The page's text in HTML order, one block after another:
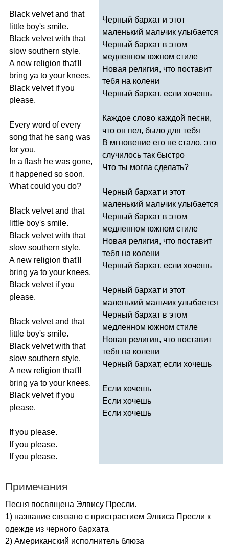
Black velvet and that
little boy's smile.
Black velvet with that
slow southern style.
A new religion that'll
bring ya to your knees.
Black velvet if you
please.
Every word of every
song that he sang was
for you.
In a flash he was gone,
it happened so soon.
What could you do?
Black velvet and that
little boy's smile.
Black velvet with that
slow southern style.
A new religion that'll
bring ya to your knees.
Black velvet if you
please.
Black velvet and that
little boy's smile.
Black velvet with that
slow southern style.
A new religion that'll
bring ya to your knees.
Black velvet if you
please.
If you please.
If you please.
If you please.
Черный бархат и этот
маленький мальчик улыбается
Черный бархат в этом
медленном южном стиле
Новая религия, что поставит
тебя на колени
Черный бархат, если хочешь
Каждое слово каждой песни,
что он пел, было для тебя
В мгновение его не стало, это
случилось так быстро
Что ты могла сделать?
Черный бархат и этот
маленький мальчик улыбается
Черный бархат в этом
медленном южном стиле
Новая религия, что поставит
тебя на колени
Черный бархат, если хочешь
Черный бархат и этот
маленький мальчик улыбается
Черный бархат в этом
медленном южном стиле
Новая религия, что поставит
тебя на колени
Черный бархат, если хочешь
Если хочешь
Если хочешь
Если хочешь
Примечания
Песня посвящена Элвису Пресли.
1) название связано с пристрастием Элвиса Пресли к
одежде из черного бархата
2) Американский исполнитель блюза